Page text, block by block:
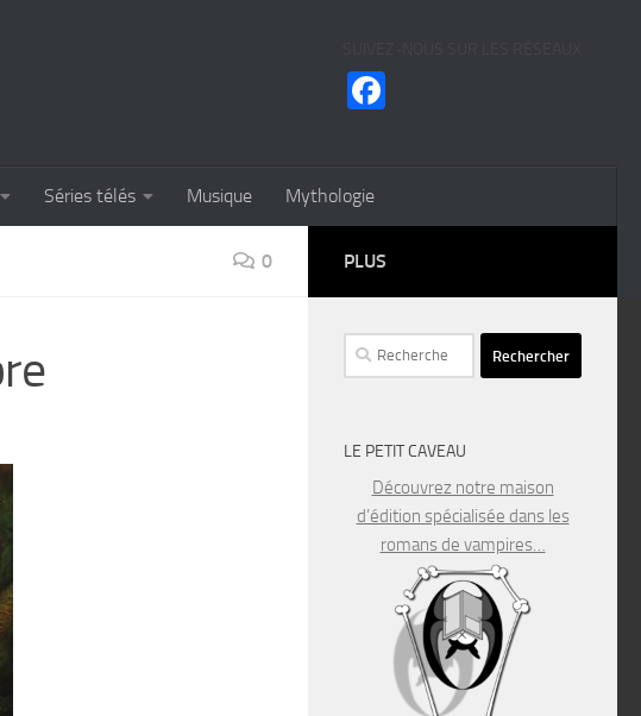
Séries télés Musique Mythologie
0 PLUS
Rechercher :
LE PETIT CAVEAU
Découvrez notre maison
d’édition spécialisée dans les
romans de vampires…